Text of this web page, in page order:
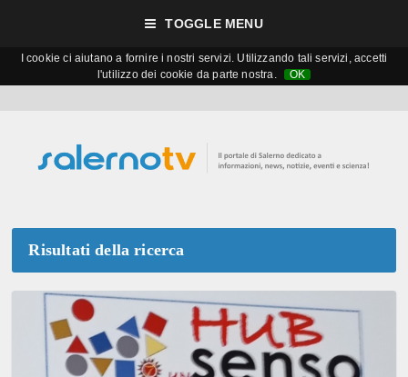
I cookie ci aiutano a fornire i nostri servizi. Utilizzando tali servizi, accetti
l'utilizzo dei cookie da parte nostra.
OK
TOGGLE MENU
Risultati della ricerca